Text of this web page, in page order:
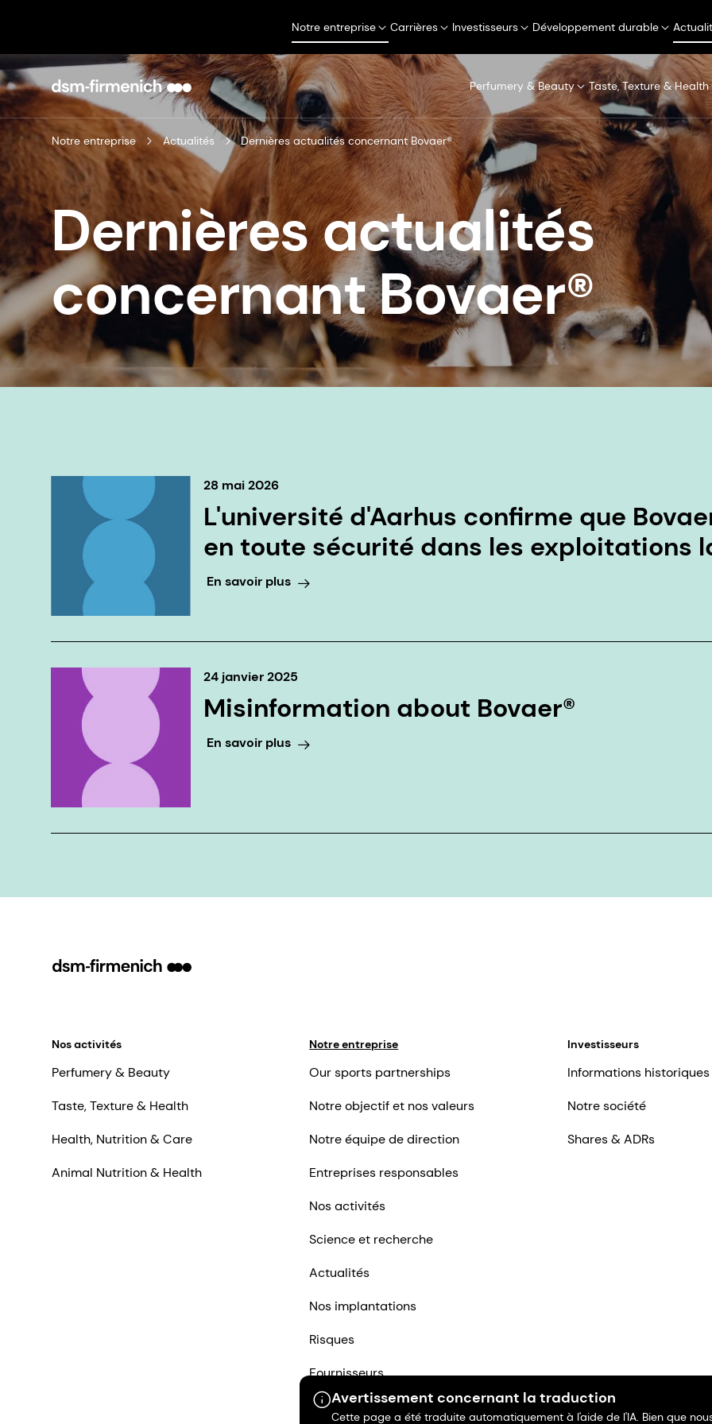
Notre entreprise Carrières Investisseurs Développement durable
Perfumery & Beauty Taste, Texture & Health
Notre entreprise Actualités Dernières actualités concernant Bovaer®
Dernières actualités
concernant Bovaer®
28 mai 2026
L'université d'Aarhus confirme que
en toute sécurité dans les exploitations
En savoir plus
24 janvier 2025
Misinformation about Bovaer®
En savoir plus
Avertissement concernant la traduction
Cette page a été traduite automatiquement à l'aide de l'IA. Bien que
Nos activités
Perfumery & Beauty
Taste, Texture & Health
Health, Nutrition & Care
Animal Nutrition & Health
Notre entreprise
Our sports partnerships
Notre objectif et nos valeurs
Notre équipe de direction
Entreprises responsables
Nos activités
Science et recherche
Actualités
Nos implantations
Risques
Fournisseurs
Nous contacter
Investisseurs
Informations historiques
Notre société
Shares & ADRs